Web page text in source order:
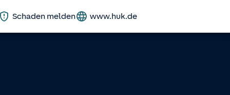
Schaden melden www.huk.de